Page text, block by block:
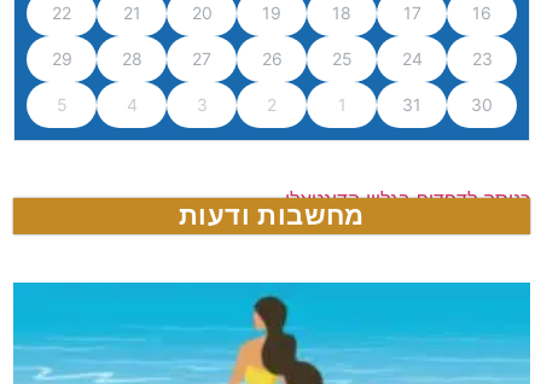
16
17
18
19
20
21
22
23
24
25
26
27
28
29
30
31
1
2
3
4
5
כניסה לדפדוף בגליון הדיגטאלי
מחשבות ודעות